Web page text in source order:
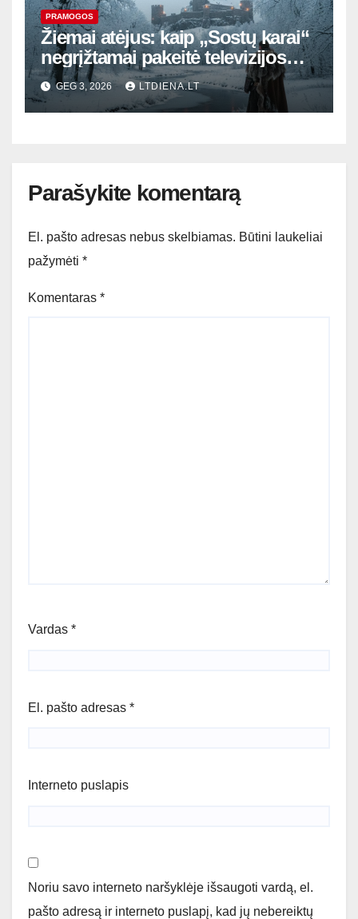
PRAMOGOS
Žiemai atėjus: kaip „Sostų karai“
negrįžtamai pakeitė televizijos
istoriją ir mūsų vaizduotę
GEG 3, 2026 LTDIENA.LT
Parašykite komentarą
El. pašto adresas nebus skelbiamas. Būtini laukeliai
pažymėti *
Komentaras *
Vardas *
El. pašto adresas *
Interneto puslapis
Noriu savo interneto naršyklėje išsaugoti vardą, el.
pašto adresą ir interneto puslapį, kad jų nebereiktų